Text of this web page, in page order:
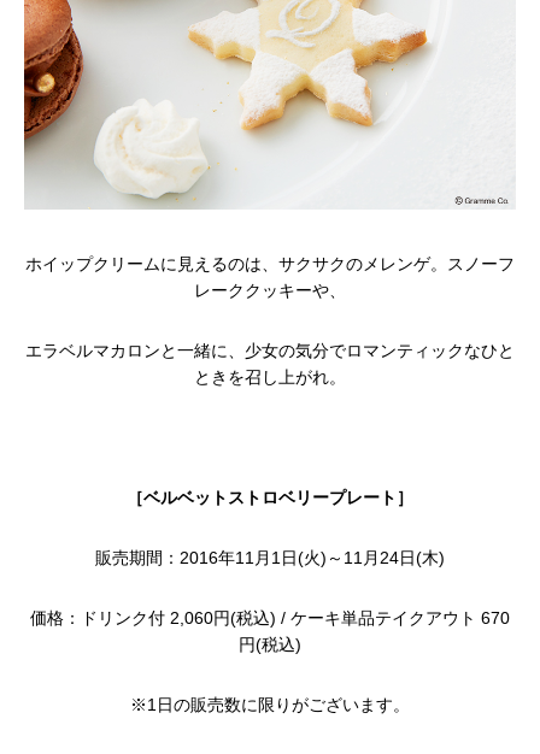
ホイップクリームに見えるのは、サクサクのメレンゲ。スノーフ
レーククッキーや、
エラベルマカロンと一緒に、少女の気分でロマンティックなひと
ときを召し上がれ。
［ベルベットストロベリープレート］
販売期間：2016年11月1日(火)～11月24日(木)
価格：ドリンク付 2,060円(税込) / ケーキ単品テイクアウト 670
円(税込)
※1日の販売数に限りがございます。